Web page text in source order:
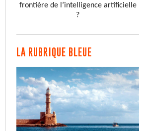
frontière de l’intelligence artificielle
?
LA RUBRIQUE BLEUE